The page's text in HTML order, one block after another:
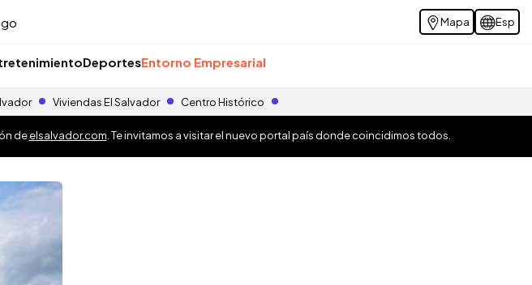
Mapa Esp
DeportesEntorno Empresarial
Viviendas El Salvador Centro Histórico
deelsalvador.com . Te invitamos a visitar el nuevo portal país donde coincidimos todos.